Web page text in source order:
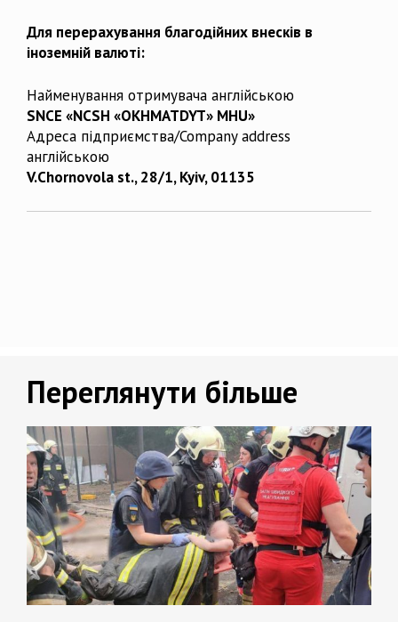
Для перерахування благодійних внесків в
іноземній валюті:
Найменування отримувача англійською
SNCE «NCSH «OKHMATDYT» MHU»
Адреса підприємства/Company address
англійською
V.Chornovola st., 28/1, Kyiv, 01135
Переглянути більше